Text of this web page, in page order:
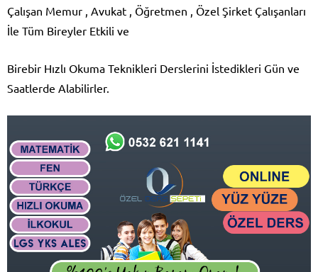
Çalışan Memur , Avukat , Öğretmen , Özel Şirket Çalışanları
İle Tüm Bireyler Etkili ve
Birebir Hızlı Okuma Teknikleri Derslerini İstedikleri Gün ve
Saatlerde Alabilirler.